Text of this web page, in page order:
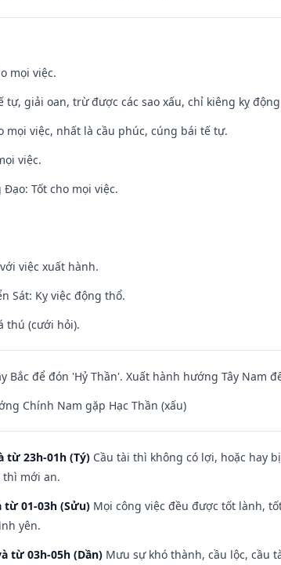
mọi việc.
tự, giải oan, trừ được các sao xấu, chỉ kiêng kỵ
mọi việc, nhất là cầu phúc, cúng bái tế tự.
việc.
Tốt cho mọi việc.
việc xuất hành.
Sát: Kỵ việc động thổ.
thú (cưới hỏi).
Bắc để đón 'Hỷ Thần'. Xuất hành hướng Tây Nam
Chính Nam gặp Hạc Thần (xấu)
từ 23h-01h (Tý) Cầu tài thì không có lợi, hoặc hay
thì mới an.
từ 01-03h (Sửu) Mọi công việc đều được tốt lành,
yên.
từ 03h-05h (Dần) Mưu sự khó thành, cầu lộc, cầu